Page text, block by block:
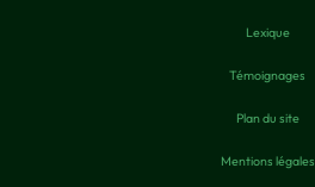
Lexique
Témoignages
Plan du site
Mentions légales